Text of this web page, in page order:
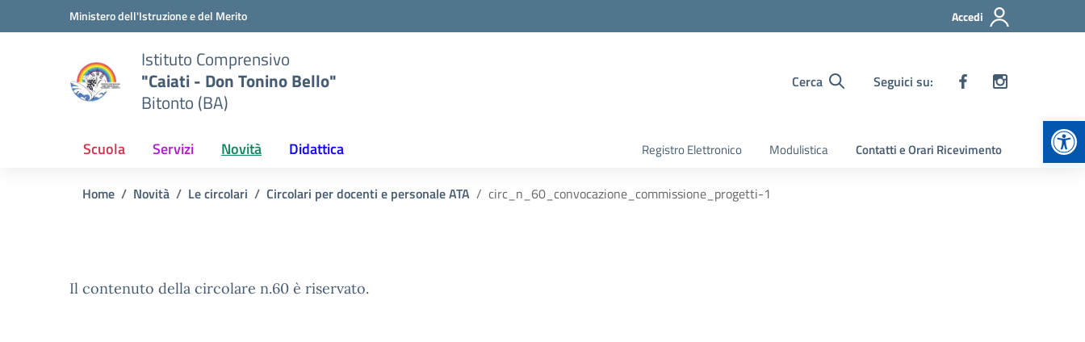
Vai ai contenuti
Vai al menu di navigazioneMinistero dell'Istruzione e del Merito Accedi
Istituto Comprensivo
"Caiati - Don Tonino Bello"
Bitonto (BA)
Cerca Seguici su:
Scuola Servizi Novità Didattica Registro Elettronico Modulistica Contatti e Orari Ricevimento
Home Novità Le circolari Circolari per docenti e personale ATA circ_n_60_convocazione_commissione_progetti-1
Il contenuto della circolare n.60 è riservato.